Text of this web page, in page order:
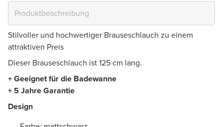
Stilvoller und hochwertiger Brauseschlauch zu einem
attraktiven Preis
Dieser Brauseschlauch ist 125 cm lang.
+ Geeignet für die Badewanne
+ 5 Jahre Garantie
Design